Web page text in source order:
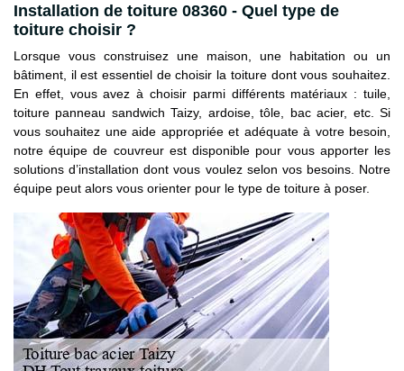
Installation de toiture 08360 - Quel type de
toiture choisir ?
Lorsque vous construisez une maison, une habitation ou un
bâtiment, il est essentiel de choisir la toiture dont vous souhaitez.
En effet, vous avez à choisir parmi différents matériaux : tuile,
toiture panneau sandwich Taizy, ardoise, tôle, bac acier, etc. Si
vous souhaitez une aide appropriée et adéquate à votre besoin,
notre équipe de couvreur est disponible pour vous apporter les
solutions d’installation dont vous voulez selon vos besoins. Notre
équipe peut alors vous orienter pour le type de toiture à poser.